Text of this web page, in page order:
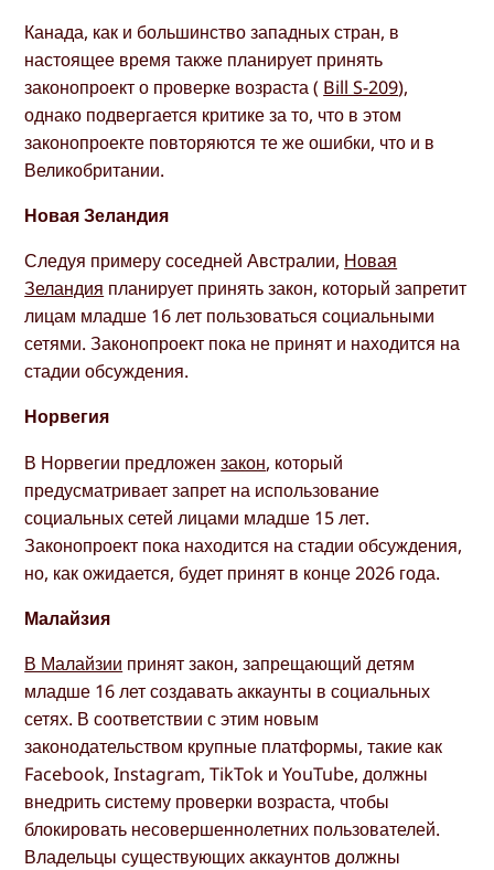
Канада, как и большинство западных стран, в
настоящее время также планирует принять
законопроект о проверке возраста ( Bill S-209),
однако подвергается критике за то, что в этом
законопроекте повторяются те же ошибки, что и в
Великобритании.
Новая Зеландия
Следуя примеру соседней Австралии, Новая
Зеландия планирует принять закон, который запретит
лицам младше 16 лет пользоваться социальными
сетями. Законопроект пока не принят и находится на
стадии обсуждения.
Норвегия
В Норвегии предложензакон, который
предусматривает запрет на использование
социальных сетей лицами младше 15 лет.
Законопроект пока находится на стадии обсуждения,
но, как ожидается, будет принят в конце 2026 года.
Малайзия
В Малайзии принят закон, запрещающий детям
младше 16 лет создавать аккаунты в социальных
сетях. В соответствии с этим новым
законодательством крупные платформы, такие как
Facebook, Instagram, TikTok и YouTube, должны
внедрить систему проверки возраста, чтобы
блокировать несовершеннолетних пользователей.
Владельцы существующих аккаунтов должны